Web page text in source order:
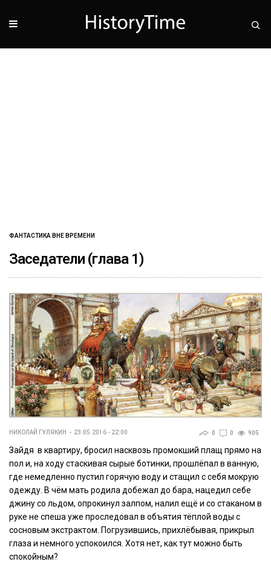
ФАНТАСТИКА ВНЕ ВРЕМЕНИ
Заседатели (глава 1)
НИКОЛАЙ ГУЛЯКИН 23.05.2016 - 22:00 0 0 905
Зайдя в квартиру, бросил насквозь промокший плащ прямо на
пол и, на ходу стаскивая сырые ботинки, прошлёпал в ванную,
где немедленно пустил горячую воду и стащил с себя мокрую
одежду. В чём мать родила добежал до бара, нацедил себе
джину со льдом, опрокинул залпом, налил ещё и со стаканом в
руке не спеша уже проследовал в объятия тёплой воды с
сосновым экстрактом. Погрузившись, прихлёбывая, прикрыл
глаза и немного успокоился. Хотя нет, как тут можно быть
спокойным?